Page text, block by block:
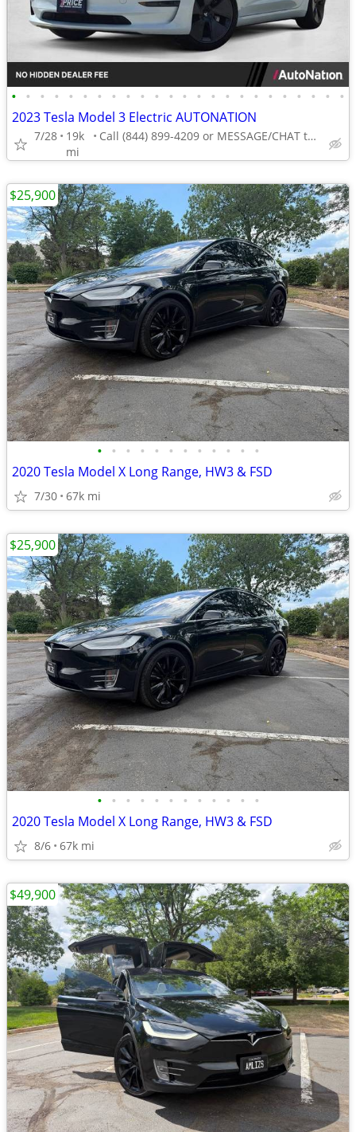
• • • • • • • • • • • • • • • • • • • • • • • •
2023 Tesla Model 3 Electric AUTONATION
7/28
19k
mi
Call (844) 899-4209 or MESSAGE/CHAT to confirm availability
• • • • • • • • • • • •
2020 Tesla Model X Long Range, HW3 & FSD
7/30 67k mi
$25,900
• • • • • • • • • • • •
2020 Tesla Model X Long Range, HW3 & FSD
8/6 67k mi
$25,900
$49,900